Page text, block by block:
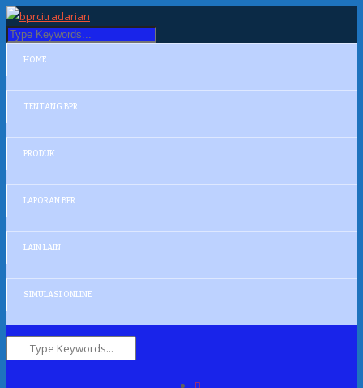
HOME
TENTANG BPR
PRODUK
LAPORAN BPR
LAIN LAIN
SIMULASI ONLINE